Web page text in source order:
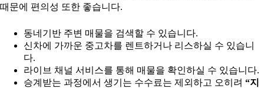
때문에 편의성 또한 좋습니다.
동네기반 주변 매물을 검색할 수 있습니다.
신차에 가까운 중고차를 렌트하거나 리스하실 수 있습니
다.
라이브 채널 서비스를 통해 매물을 확인하실 수 있습니다.
승계받는 과정에서 생기는 수수료는 제외하고 오히려 “지